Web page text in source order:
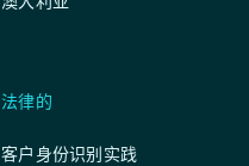
法律的
客户身份识别实践